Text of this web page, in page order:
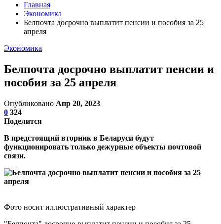
Главная
Экономика
Белпочта досрочно выплатит пенсии и пособия за 25
апреля
Экономика
Белпочта досрочно выплатит пенсии и
пособия за 25 апреля
Опубликовано Апр 20, 2023
0 324
Поделится
В предстоящий вторник в Беларуси будут
функционировать только дежурные объекты почтовой
связи.
Фото носит иллюстративный характер